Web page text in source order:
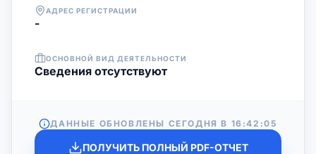
АДРЕС РЕГИСТРАЦИИ
-
ОСНОВНОЙ ВИД ДЕЯТЕЛЬНОСТИ
Cведения отсутствуют
ДАННЫЕ ОБНОВЛЕНЫ СЕГОДНЯ В 16:42:05
ПОЛУЧИТЬ ПОЛНЫЙ PDF-ОТЧЕТ